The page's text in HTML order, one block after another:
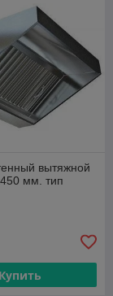
вытяжной
мм. тип
Купить